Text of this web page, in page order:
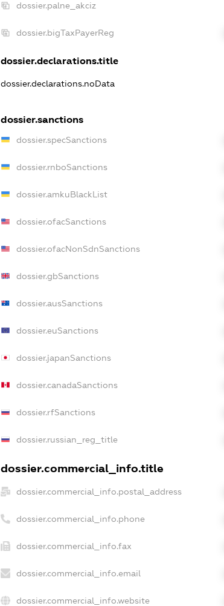
dossier.palne_akciz
dossier.bigTaxPayerReg
dossier.declarations.title
dossier.declarations.noData
dossier.sanctions
dossier.specSanctions
dossier.rnboSanctions
dossier.amkuBlackList
dossier.ofacSanctions
dossier.ofacNonSdnSanctions
dossier.gbSanctions
dossier.ausSanctions
dossier.euSanctions
dossier.japanSanctions
dossier.canadaSanctions
dossier.rfSanctions
dossier.russian_reg_title
dossier.commercial_info.title
dossier.commercial_info.postal_address
dossier.commercial_info.phone
dossier.commercial_info.fax
dossier.commercial_info.email
dossier.commercial_info.website